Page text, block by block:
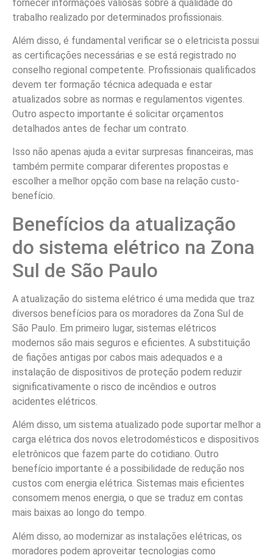
fornecer informações valiosas sobre a qualidade do
trabalho realizado por determinados profissionais.
Além disso, é fundamental verificar se o eletricista possui
as certificações necessárias e se está registrado no
conselho regional competente. Profissionais qualificados
devem ter formação técnica adequada e estar
atualizados sobre as normas e regulamentos vigentes.
Outro aspecto importante é solicitar orçamentos
detalhados antes de fechar um contrato.
Isso não apenas ajuda a evitar surpresas financeiras, mas
também permite comparar diferentes propostas e
escolher a melhor opção com base na relação custo-
benefício.
Benefícios da atualização
do sistema elétrico na Zona
Sul de São Paulo
A atualização do sistema elétrico é uma medida que traz
diversos benefícios para os moradores da Zona Sul de
São Paulo. Em primeiro lugar, sistemas elétricos
modernos são mais seguros e eficientes. A substituição
de fiações antigas por cabos mais adequados e a
instalação de dispositivos de proteção podem reduzir
significativamente o risco de incêndios e outros
acidentes elétricos.
Além disso, um sistema atualizado pode suportar melhor a
carga elétrica dos novos eletrodomésticos e dispositivos
eletrônicos que fazem parte do cotidiano. Outro
benefício importante é a possibilidade de redução nos
custos com energia elétrica. Sistemas mais eficientes
consomem menos energia, o que se traduz em contas
mais baixas ao longo do tempo.
Além disso, ao modernizar as instalações elétricas, os
moradores podem aproveitar tecnologias como